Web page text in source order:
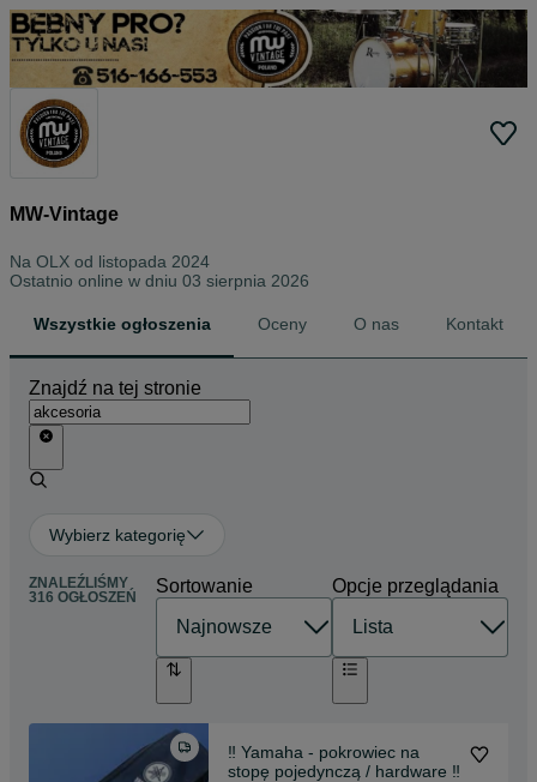
MW-Vintage
Na OLX od listopada 2024
Ostatnio online w dniu 03 sierpnia 2026
Wszystkie ogłoszenia Oceny O nas Kontakt
Znajdź na tej stronie
Wybierz kategorię
ZNALEŹLIŚMY
316 OGŁOSZEŃ
Sortowanie Opcje przeglądania
‼️ Yamaha - pokrowiec na
stopę pojedynczą / hardware ‼️